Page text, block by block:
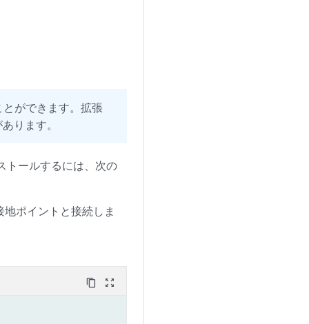
ができます。拡張
ります。
トールするには、次の
ポイントと接続しま
content_copy zoom_out_map